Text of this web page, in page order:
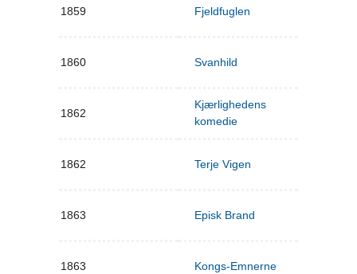
1859 Fjeldfuglen
1860 Svanhild
1862
Kjærlighedens
komedie
1862 Terje Vigen
1863 Episk Brand
1863 Kongs-Emnerne